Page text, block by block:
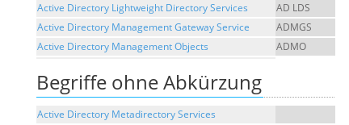
Active Directory Lightweight Directory Services
AD LDS
Active Directory Management Gateway Service
ADMGS
Active Directory Management Objects
ADMO
Begriffe ohne Abkürzung
Active Directory Metadirectory Services